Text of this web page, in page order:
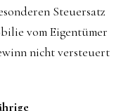
Steuersatz
vom Eigentümer
nicht versteuert